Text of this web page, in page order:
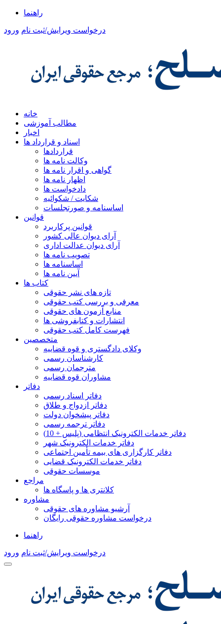
راهنما
درخواست ویرایش/ثبت نام ورود
خانه
مطالب آموزشی
اخبار
اسناد و قرارداد ها
قراردادها
وکالت نامه ها
گواهی و اقرار نامه ها
اظهار نامه ها
دادخواست ها
شکایت / شکوائیه
اساسنامه و صورتجلسات
قوانین
قوانین پرکاربرد
آرای دیوان عالی کشور
آرای دیوان عدالت اداری
تصویب نامه ها
اساسنامه ها
آیین نامه ها
کتاب ها
تازه های نشر حقوقی
معرفی و بررسی کتب حقوقی
منابع آزمون های حقوقی
انتشارات و کتابفروشی ها
فهرست کامل کتب حقوقی
متخصصین
وکلای دادگستری و قوه قضاییه
کارشناسان رسمی
مترجمان رسمی
مشاوران قوه قضاییه
دفاتر
دفاتر اسناد رسمی
دفاتر ازدواج و طلاق
دفاتر پیشخوان دولت
دفاتر ترجمه رسمی
دفاتر خدمات الکترونیک انتظامی (پلیس + 10)
دفاتر خدمات الکترونیک شهر
دفاتر کارگزاری های بیمه تأمین اجتماعی
دفاتر خدمات الکترونیک قضایی
موسسات حقوقی
مراجع
کلانتری ها و پاسگاه ها
مشاوره
آرشیو مشاوره های حقوقی
درخواست مشاوره حقوقی رایگان
راهنما
درخواست ویرایش/ثبت نام ورود